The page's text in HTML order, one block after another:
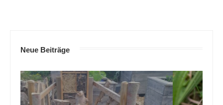
Neue Beiträge